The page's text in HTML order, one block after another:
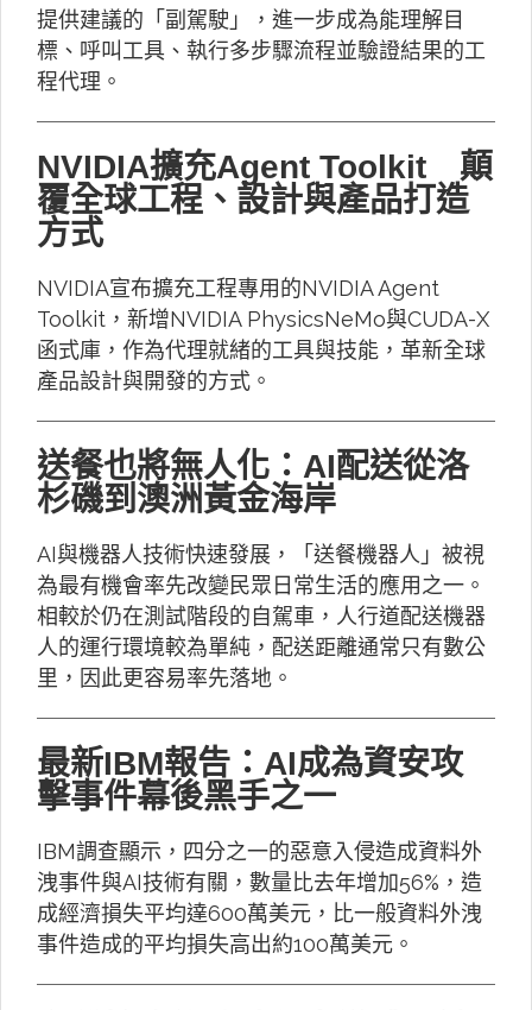
提供建議的「副駕駛」，進一步成為能理解目
標、呼叫工具、執行多步驟流程並驗證結果的工
程代理。
NVIDIA擴充Agent Toolkit 顛
覆全球工程、設計與產品打造
方式
NVIDIA宣布擴充工程專用的NVIDIA Agent
Toolkit，新增NVIDIA PhysicsNeMo與CUDA-X
函式庫，作為代理就緒的工具與技能，革新全球
產品設計與開發的方式。
送餐也將無人化：AI配送從洛
杉磯到澳洲黃金海岸
AI與機器人技術快速發展，「送餐機器人」被視
為最有機會率先改變民眾日常生活的應用之一。
相較於仍在測試階段的自駕車，人行道配送機器
人的運行環境較為單純，配送距離通常只有數公
里，因此更容易率先落地。
最新IBM報告：AI成為資安攻
擊事件幕後黑手之一
IBM調查顯示，四分之一的惡意入侵造成資料外
洩事件與AI技術有關，數量比去年增加56%，造
成經濟損失平均達600萬美元，比一般資料外洩
事件造成的平均損失高出約100萬美元。